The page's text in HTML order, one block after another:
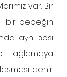
var. Bir
bir bebeğin
aynı sesi
ağlamaya
denir.